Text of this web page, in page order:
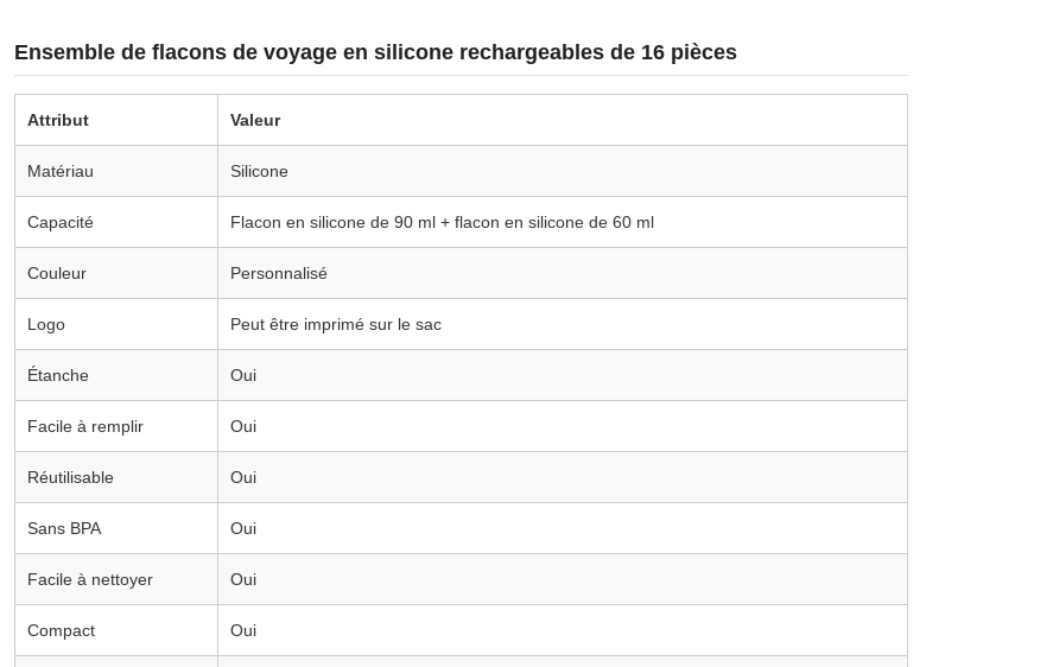
Ensemble de flacons de voyage en silicone rechargeables de 16 pièces
Attribut Valeur
Matériau Silicone
Capacité Flacon en silicone de 90 ml + flacon en silicone de 60 ml
Couleur Personnalisé
Logo Peut être imprimé sur le sac
Étanche Oui
Facile à remplir Oui
Réutilisable Oui
Sans BPA Oui
Facile à nettoyer Oui
Compact Oui